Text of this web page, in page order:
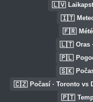
🇱🇻
🇮🇹
🇫🇷
🇱🇹 Oras
🇵🇱
🇸🇰
🇨🇿 Počasí · Toronto vs
🇵🇹